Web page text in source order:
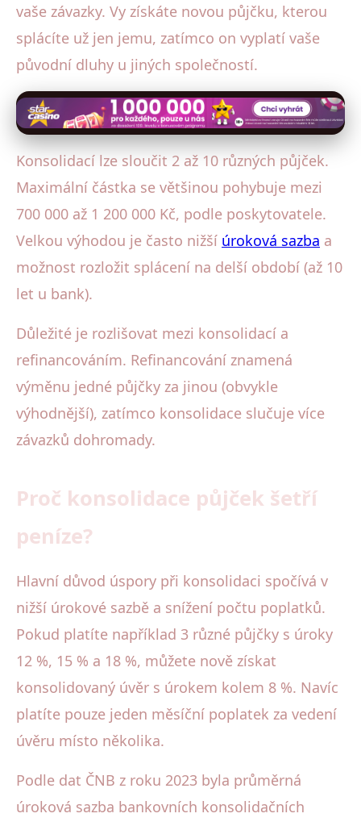
vaše závazky. Vy získáte novou půjčku, kterou
splácíte už jen jemu, zatímco on vyplatí vaše
původní dluhy u jiných společností.
Konsolidací lze sloučit 2 až 10 různých půjček.
Maximální částka se většinou pohybuje mezi
700 000 až 1 200 000 Kč, podle poskytovatele.
Velkou výhodou je často nižší úroková sazba a
možnost rozložit splácení na delší období (až 10
let u bank).
Důležité je rozlišovat mezi konsolidací a
refinancováním. Refinancování znamená
výměnu jedné půjčky za jinou (obvykle
výhodnější), zatímco konsolidace slučuje více
závazků dohromady.
Proč konsolidace půjček šetří
peníze?
Hlavní důvod úspory při konsolidaci spočívá v
nižší úrokové sazbě a snížení počtu poplatků.
Pokud platíte například 3 různé půjčky s úroky
12 %, 15 % a 18 %, můžete nově získat
konsolidovaný úvěr s úrokem kolem 8 %. Navíc
platíte pouze jeden měsíční poplatek za vedení
úvěru místo několika.
Podle dat ČNB z roku 2023 byla průměrná
úroková sazba bankovních konsolidačních